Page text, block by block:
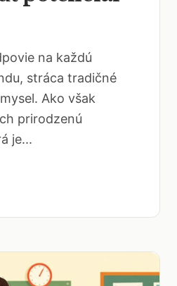
na každú
stráca tradičné
Ako však
prirodzenú
je...